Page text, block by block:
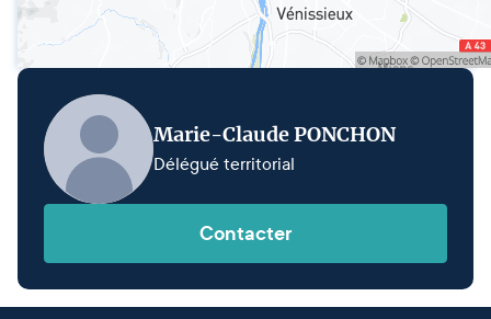
Marie-Claude PONCHON
Délégué territorial
Contacter